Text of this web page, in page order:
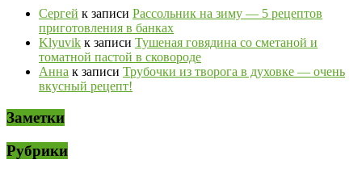
Сергей к записи Рассольник на зиму — 5 рецептов
приготовления в банках
Klyuvik к записи Тушеная говядина со сметаной и
томатной пастой в сковороде
Анна к записи Трубочки из творога в духовке — очень
вкусный рецепт!
Заметки
Рубрики